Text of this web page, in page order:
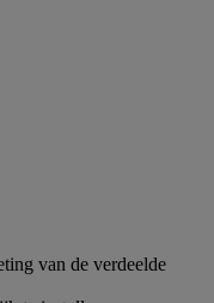
van de verdeelde